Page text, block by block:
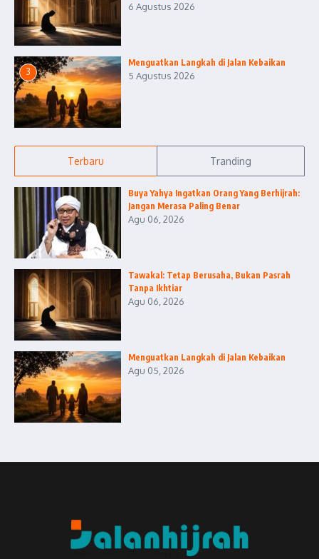
6 Agustus 2026
3
Menguatkan Langkah di Jalan Kebaikan
5 Agustus 2026
Terbaru Tranding
Buya Yahya Ingatkan Orang Yang Berhijrah:
Jangan Merasa Paling Benar
Agu 06, 2026
Tawakal: Tetap Berusaha, Bukan Pasrah
Tanpa Ikhtiar
Agu 06, 2026
Menguatkan Langkah di Jalan Kebaikan
Agu 05, 2026